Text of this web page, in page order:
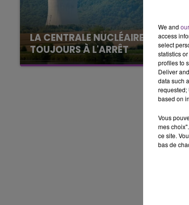
LA CENTRALE NUCLÉAIRE DE
TOUJOURS À L'ARRÊT
Cela fait déjà une semaine que la
nucléaire ardennaise est à l'arrêt. Une
justifiée par la sécheresse intense qui
We and
access
select
statistics
profiles to
Deliver
data such
requested;
based on
Vous
mes
ce site.
bas de